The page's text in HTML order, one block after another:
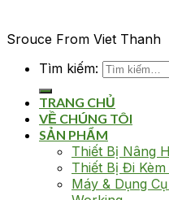
Srouce From Viet Thanh
Tìm kiếm:
TRANG CHỦ
VỀ CHÚNG TÔI
SẢN PHẨM
Thiết Bị Nâng
Thiết Bị Đi
Máy & Dụng